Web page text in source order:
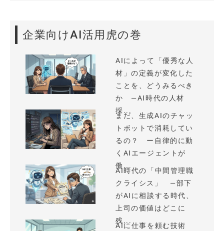
企業向けAI活用虎の巻
AIによって「優秀な人
材」の定義が変化した
ことを、どうみるべき
か —AI時代の人材
採...
まだ、生成AIのチャッ
トボットで消耗してい
るの？ ー自律的に動
くAIエージェントが
働...
AI時代の「中間管理職
クライシス」 —部下
がAIに相談する時代、
上司の価値はどこに
残...
AIに仕事を頼む技術